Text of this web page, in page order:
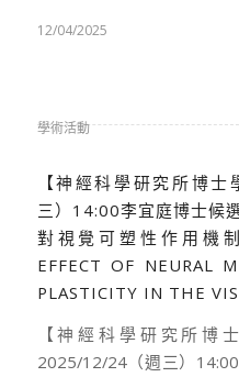
12/04/2025
學術活動
【神經科學研究所博
三）14:00李宜庭博士候
對視覺可塑性作用機
EFFECT OF NEURAL
PLASTICITY IN THE
【神經科學研究所博
2025/12/24（週三）